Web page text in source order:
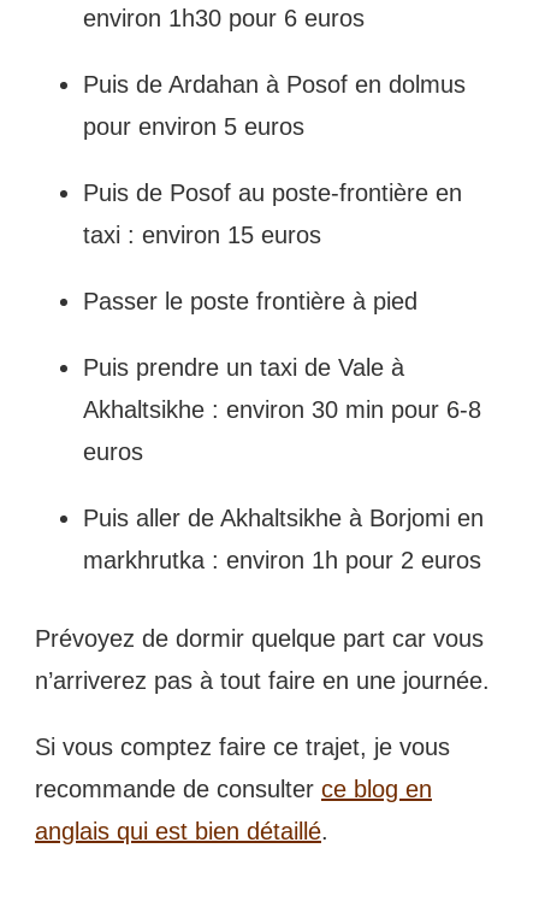
environ 1h30 pour 6 euros
Puis de Ardahan à Posof en dolmus
pour environ 5 euros
Puis de Posof au poste-frontière en
taxi : environ 15 euros
Passer le poste frontière à pied
Puis prendre un taxi de Vale à
Akhaltsikhe : environ 30 min pour 6-8
euros
Puis aller de Akhaltsikhe à Borjomi en
markhrutka : environ 1h pour 2 euros
Prévoyez de dormir quelque part car vous
n’arriverez pas à tout faire en une journée.
Si vous comptez faire ce trajet, je vous
recommande de consulter ce blog en
anglais qui est bien détaillé.